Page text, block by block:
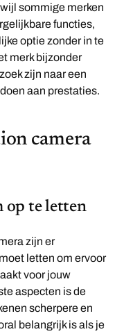
sommige merken
functies,
optie zonder in te
merk bijzonder
zijn naar een
aan prestaties.
camera
op te letten
zijn er
letten om ervoor
voor jouw
aspecten is de
scherpere en
belangrijk is als je